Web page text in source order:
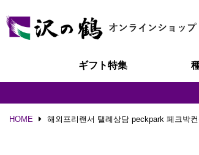
ギフト特集
HOME 해외프리랜서 탤례상담 peckpark 페크박